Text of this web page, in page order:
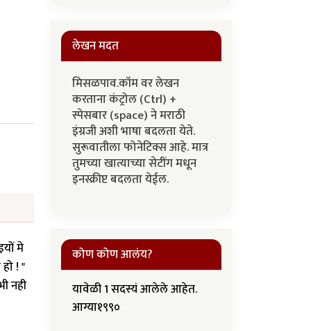
मे
! "
नही
लेखन मदत
मिसळपाव.कॉम वर लेखन
करताना कंट्रोल (Ctrl) +
स्पेसबार (space) ने मराठी
इंग्रजी अशी भाषा बदलता येते.
सुरूवातीला फोनेटिक्स आहे. मात्र
तुमच्या खात्याच्या सेटींग मधून
इनस्क्रीप्ट बदलता येईल.
कोण कोण आलंय?
यावेळी 1 सदस्यं आलेले आहेत.
आग्या१९९०